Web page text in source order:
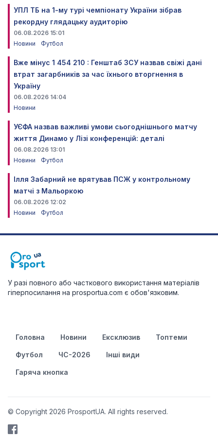
УПЛ ТБ на 1-му турі чемпіонату України зібрав
рекордну глядацьку аудиторію
06.08.2026 15:01
Новини
Футбол
Вже мінус 1 454 210 : Генштаб ЗСУ назвав свіжі дані
втрат загарбників за час їхнього вторгнення в
Україну
06.08.2026 14:04
Новини
УЄФА назвав важливі умови сьогоднішнього матчу
життя Динамо у Лізі конференцій: деталі
06.08.2026 13:01
Новини
Футбол
Ілля Забарний не врятував ПСЖ у контрольному
матчі з Мальоркою
06.08.2026 12:02
Новини
Футбол
У разі повного або часткового використання матеріалів
гіперпосилання на prosportua.com є обов'язковим.
Головна Новини Ексклюзив Топтеми
Футбол ЧС-2026 Інші види
Гаряча кнопка
© Copyright 2026 ProsportUA. All rights reserved.